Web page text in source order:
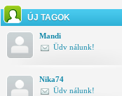
ÚJ TAGOK
Mandi
Üdv nálunk!
Nika74
Üdv nálunk!